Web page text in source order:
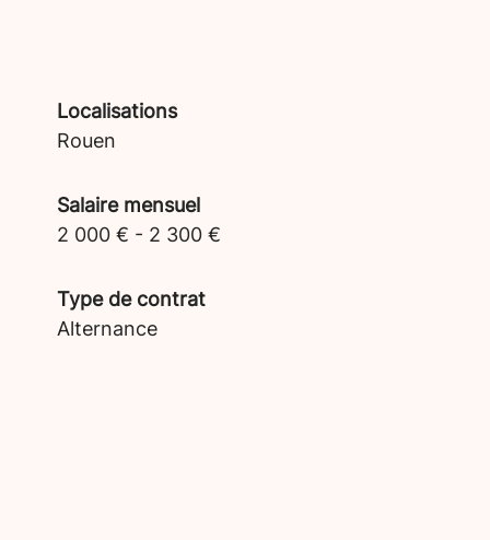
Localisations
Rouen
Salaire mensuel
2 000 € - 2 300 €
Type de contrat
Alternance